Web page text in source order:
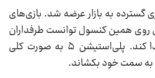
برنامه‌ریزی گسترده به بازار عرضه شد. بازی‌های
روی همین کنسول توانست طرفداران
زیادی در میان کاربران پیدا کند. پلی‌استیشن ۵ به صورت کلی
به سمت خود بکشاند.